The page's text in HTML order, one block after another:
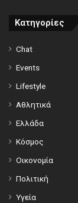
Κατηγορίες
Chat
Events
Lifestyle
Αθλητικά
Ελλάδα
Κόσμος
Οικονομία
Πολιτική
Υγεία